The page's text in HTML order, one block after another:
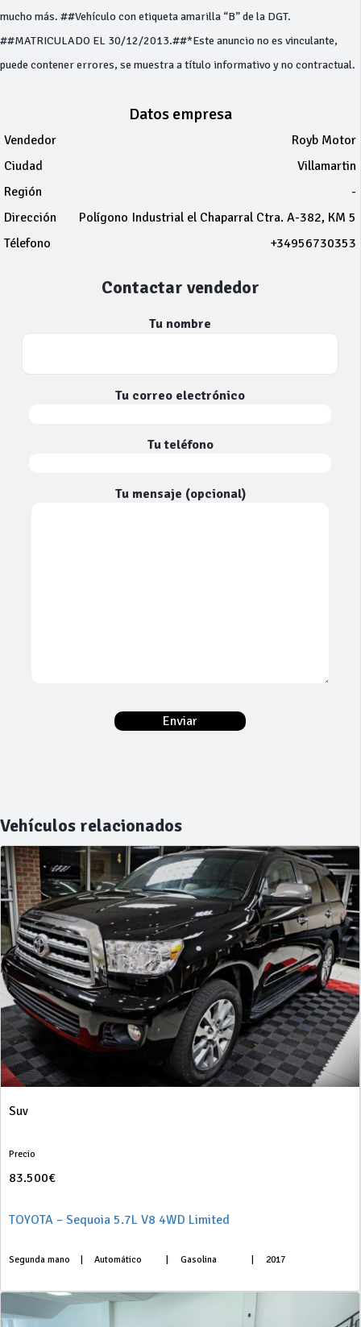
mucho más. ##Vehículo con etiqueta amarilla “B” de la DGT.
##MATRICULADO EL 30/12/2013.##*Este anuncio no es vinculante,
puede contener errores, se muestra a título informativo y no contractual.
Datos empresa
Vendedor
Royb Motor
Ciudad
Villamartin
Región
-
Dirección
Polígono Industrial el Chaparral Ctra. A-382, KM 5
Télefono
+34956730353
Contactar vendedor
Tu nombre
Tu correo electrónico
Tu teléfono
Tu mensaje (opcional)
Vehículos relacionados
Suv
Precio
83.500€
TOYOTA – Sequoia 5.7L V8 4WD Limited
Segunda mano Automático Gasolina 2017